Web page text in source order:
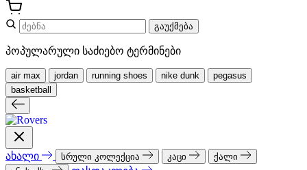
გაუქმება
პოპულარული საძიებო ტერმინები
air max jordan running shoes nike dunk
pegasus
basketball
ახალი სრული კოლექცია კაცი
ქალი